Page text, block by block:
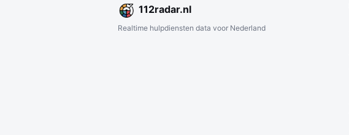
112radar.nl
Realtime hulpdiensten data voor Nederland